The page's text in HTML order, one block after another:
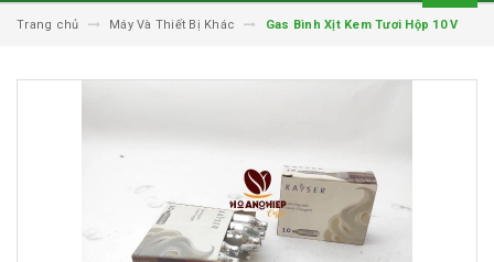
Trang chủ Máy Và Thiết Bị Khác Gas Bình Xịt Kem Tươi Hộp 10 V